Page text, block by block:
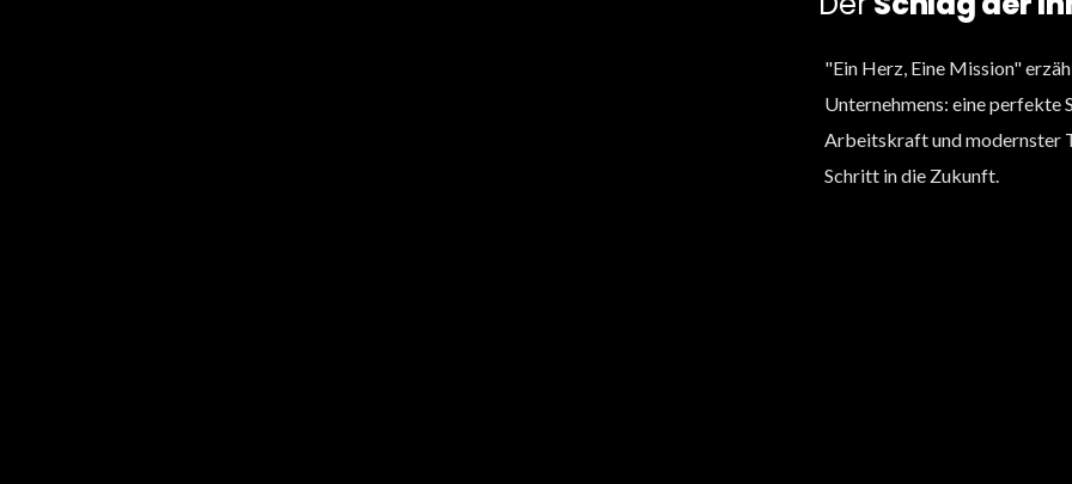
"Ein Herz, Eine Mission"
Unternehmens: eine perfekte
Arbeitskraft und modernster
Schritt in die Zukunft.